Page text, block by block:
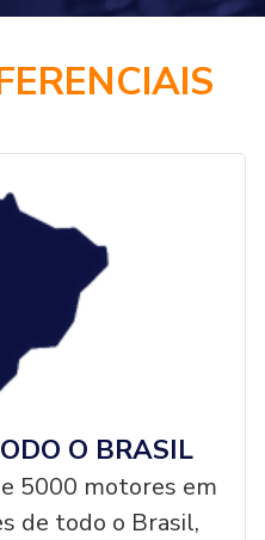
O BRASIL
5000 motores em
de todo o Brasil,